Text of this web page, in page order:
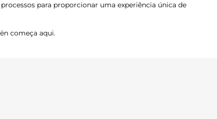
para proporcionar uma experiência única de
começa aqui.